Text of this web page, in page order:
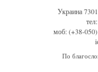
Украина
моб: (+38-
По